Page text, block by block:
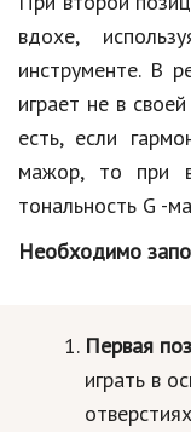
вдохе,
инструменте. В
играет не в
есть, если
мажор, то при
тональность G -
Необходимо
Первая
играть в